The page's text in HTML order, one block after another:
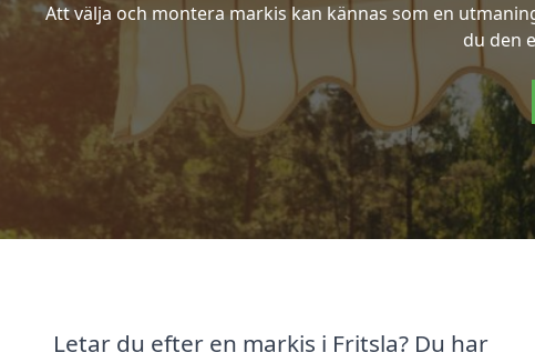
Att välja och montera markis kan kännas som en
du den
Letar du efter en markis i Fritsla? Du har